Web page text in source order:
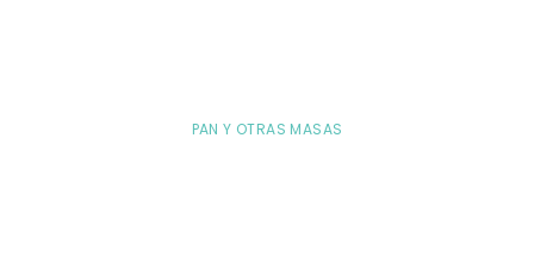
PAN Y OTRAS MASAS